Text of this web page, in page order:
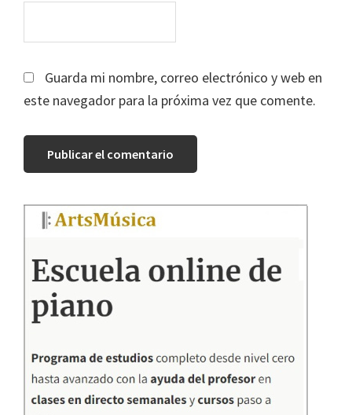
Guarda mi nombre, correo electrónico y web en
este navegador para la próxima vez que comente.
Barra
principal